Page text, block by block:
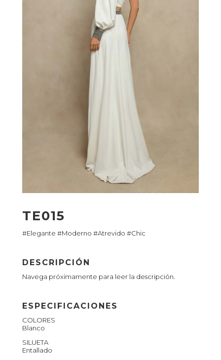
TE015
#Elegante #Moderno #Atrevido #Chic
DESCRIPCIÓN
Navega próximamente para leer la descripción.
ESPECIFICACIONES
COLORES
Blanco
SILUETA
Entallado